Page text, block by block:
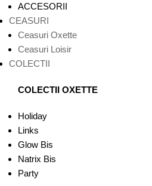
ACCESORII
CEASURI
Ceasuri Oxette
Ceasuri Loisir
COLECTII
COLECTII OXETTE
Holiday
Links
Glow Bis
Natrix Bis
Party